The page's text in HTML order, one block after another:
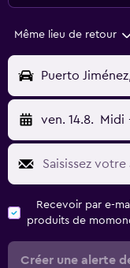
Même lieu de retour
Puerto
ven. 14.8. Midi
Recevoir par e-
produits de
Créer une alerte